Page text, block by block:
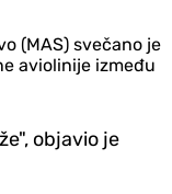
(MAS) svečano je
aviolinije između
objavio je